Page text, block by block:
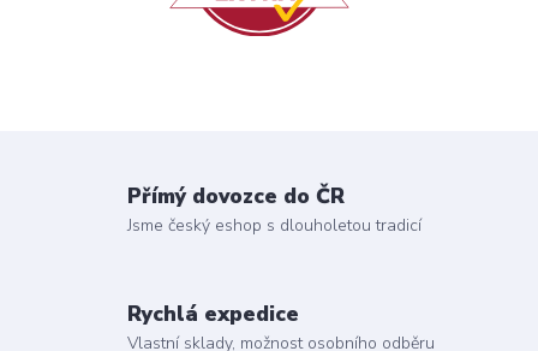
Přímý dovozce do ČR
Jsme český eshop s dlouholetou tradicí
Rychlá expedice
Vlastní sklady, možnost osobního odběru